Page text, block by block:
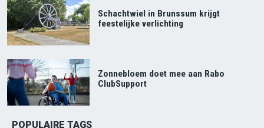
Schachtwiel in Brunssum krijgt
feestelijke verlichting
Zonnebloem doet mee aan Rabo
ClubSupport
POPULAIRE TAGS